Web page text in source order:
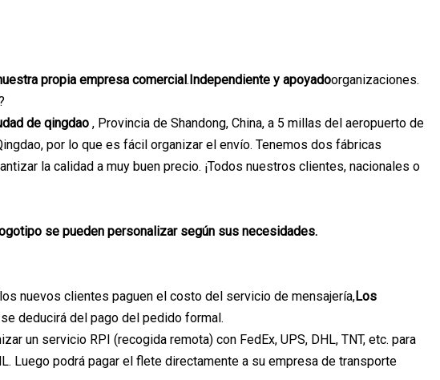
propia empresa comercial.Independiente y apoyadoorganizaciones.
de qingdao , Provincia de Shandong, China, a 5 millas del aeropuerto de
por lo que es fácil organizar el envío. Tenemos dos fábricas
la calidad a muy buen precio. ¡Todos nuestros clientes, nacionales o
se pueden personalizar según sus necesidades.
nuevos clientes paguen el costo del servicio de mensajería,Los
deducirá del pago del pedido formal.
un servicio RPI (recogida remota) con FedEx, UPS, DHL, TNT, etc. para
Luego podrá pagar el flete directamente a su empresa de transporte